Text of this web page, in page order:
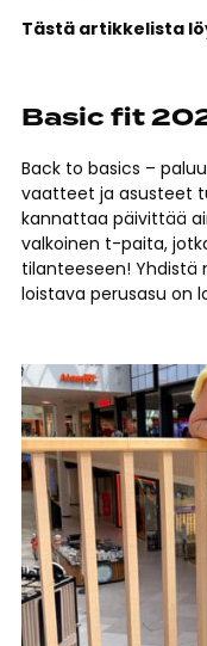
Tästä artikkelista
Basic fit
Back to basics –
vaatteet ja asusteet
kannattaa päivittää
valkoinen t-paita,
tilanteeseen! Yhdistä
loistava perusasu on